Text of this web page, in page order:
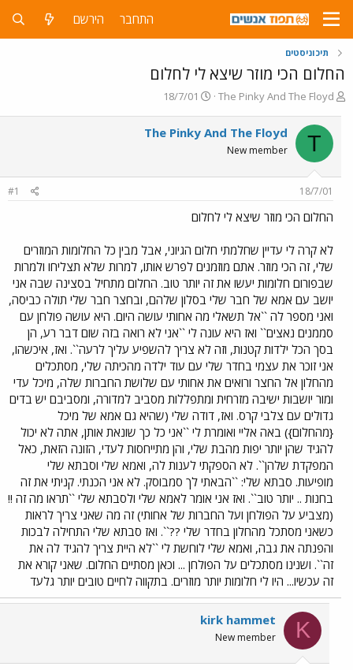
התחבר הירשם
תיכוניסטים
החלום הכי מוזר שיצא לי לחלום
פ
ח
ה
ו
ש
The Pinky And The Floyd
פ
ס
ת
י
18/7/01
T
The Pinky And The Floyd
New member
18/7/01
#1
החלום הכי מוזר שיצא לי לחלום
לא קרה לי עדיין שחלמתי חלום הגיוני, אבל מבין כל החלומות המוזרים
שלי, זה הכי מוזר. אתם מוזמנים לפרש אותו, למרות שלא תצליחו ולמרות
שבפורום חלומות יעשו את זה יותר טוב. החלום מתחיל בסצינה שבה אני
יושב עם אמא של חבר שלי בסלון שלהם, ובחצר חבר שלי תולה כביסה,
ואני מספר לה ``אל תשאלי מה אחותי עושה היום. היא עושה פולחן עם
סממנים נאצים`` ואז היא עונה לי ``אני לא רואה בזה שום דבר רע, הן
בסך הכל ילדות קטנות, וזה לא צריך להשפיע עליך לרעה``. ואז, איכשהו,
אני זוכר את עצמי בחדר שלי עם עוד ילדה מהכיתה שלי, מסתכלים
מהחלון אל החצר ורואים את אחותי עם שלושת החברות שלה, מיכל עדי
ומור יושבות ישיבה מזרחית ומתפללות מסביב למדורה, ומסביבם יש בדים
גדולים עם צלבי קרס. ואז, דודה שלי (שהיא גם אמא של מיכל
{מהחלום}) באה אליי ואומרת לי ``אני כל כך שונאת אותן, אתה לא יכול
להגיד שהן יותר יפות מהבת שלי, והן מתייחסות לעדי, הזונה הזאת, כאל
המפקדת שלהן``. לא הספקתי לענות לה, ואמא שלי וסבתא שלי
מופיעות. סבתא שלי: ``הבאתי לך סמבוסק. לא אני הכנתי. קניתי את זה
בחנות .. יותר טוב``. ואז אני אומר לאמא שלי ולסבתא שלי ``תראו מה זה !!
(מצביע על הפולחן ועל החברות של אחותי) זה מה שאני צריך לראות
כשאני מסתכל מהחלון בחדר שלי ??``. ואז סבתא שלי התחילה לבכות
והפנתה את גבה, ואמא שלי לוחשת לי ``לא היית צריך להגיד לה את
זה``. ושנינו מסתכלים על הפולחן ... וכאן מסתיים החלום. שאני קורא את
זה עכשיו... היו לי חלומות יותר מוזרים. בתקווה לחיים טובים יותר גלעד
K
kirk hammet
New member